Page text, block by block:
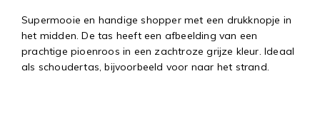
Supermooie en handige shopper met een drukknopje in
het midden. De tas heeft een afbeelding van een
prachtige pioenroos in een zachtroze grijze kleur. Ideaal
als schoudertas, bijvoorbeeld voor naar het strand.